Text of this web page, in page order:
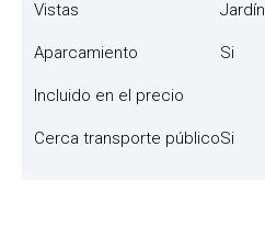
Vistas Jardín
Aparcamiento Si
Incluido en el precio
Cerca transporte públicoSi